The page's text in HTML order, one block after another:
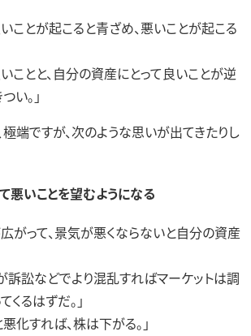
ことが起こると青ざめ、悪いことが起こる
ことと、自分の資産にとって良いことが逆
い。」
極端ですが、次のような思いが出てきたりし
いことを望むようになる
がって、景気が悪くならないと自分の資産
訴訟などでより混乱すればマーケットは調
くるはずだ。」
化すれば、株は下がる。」